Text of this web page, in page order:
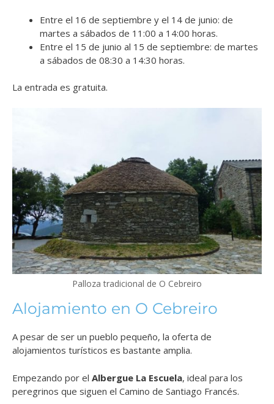
Entre el 16 de septiembre y el 14 de junio: de
martes a sábados de 11:00 a 14:00 horas.
Entre el 15 de junio al 15 de septiembre: de martes
a sábados de 08:30 a 14:30 horas.
La entrada es gratuita.
Palloza tradicional de O Cebreiro
Alojamiento en O Cebreiro
A pesar de ser un pueblo pequeño, la oferta de
alojamientos turísticos es bastante amplia.
Empezando por el Albergue La Escuela, ideal para los
peregrinos que siguen el Camino de Santiago Francés.